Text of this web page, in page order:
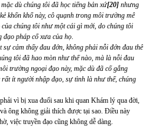
dù chúng tôi đã học tiếng bản xứ[20] nhưng
khốn khổ này, cô quạnh trong môi trường mê
chúng tôi như một cái gì mới, do chúng tôi
đạo pháp cổ xưa của họ.
cảm thấy đau đớn, không phải nỗi đớn đau thể
tôi đã hao mòn như thế nào, mà là nỗi đau
trường ngoại đạo này, mặc dù đã cố gắng
ít người nhập đạo, sự tình là như thế, chúng
vì bị xua đuổi sau khi quan Khám lý qua đời,
ông không giải thích được tại sao. Điều này
việc truyền đạo cũng không dễ dàng.